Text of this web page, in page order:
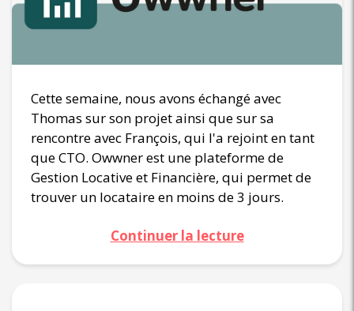
Cette semaine, nous avons échangé avec
Thomas sur son projet ainsi que sur sa
rencontre avec François, qui l'a rejoint en tant
que CTO. Owwner est une plateforme de
Gestion Locative et Financière, qui permet de
trouver un locataire en moins de 3 jours.
Continuer la lecture